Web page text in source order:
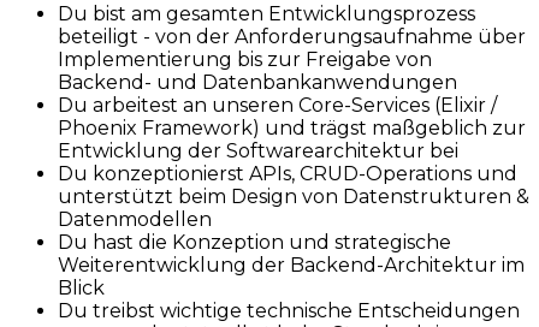
Du bist am gesamten Entwicklungsprozess
beteiligt - von der Anforderungsaufnahme über
Implementierung bis zur Freigabe von
Backend- und Datenbankanwendungen
Du arbeitest an unseren Core-Services (Elixir /
Phoenix Framework) und trägst maßgeblich zur
Entwicklung der Softwarearchitektur bei
Du konzeptionierst APIs, CRUD-Operations und
unterstützt beim Design von Datenstrukturen &
Datenmodellen
Du hast die Konzeption und strategische
Weiterentwicklung der Backend-Architektur im
Blick
Du treibst wichtige technische Entscheidungen